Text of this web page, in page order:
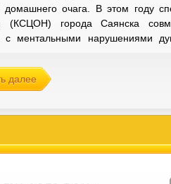
домашнего очага. В этом году
(КСЦОН) города Саянска
с ментальными нарушениями
далее